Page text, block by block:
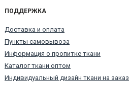
ПОДДЕРЖКА
Доставка и оплата
Пункты самовывоза
Информация о пропитке ткани
Каталог ткани оптом
Индивидуальный дизайн ткани на заказ